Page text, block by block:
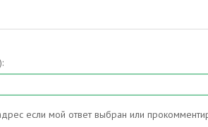
если мой ответ выбран или